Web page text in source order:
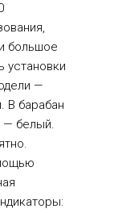
большое
установки
—
В барабан
— белый.